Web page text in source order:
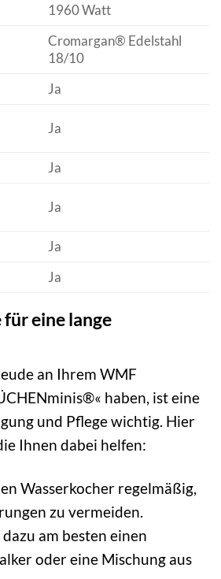
1960 Watt
Cromargan® Edelstahl
18/10
Ja
Ja
Ja
Ja
Ja
Ja
eine lange
an Ihrem WMF
haben, ist eine
und Pflege wichtig. Hier
Ihnen dabei helfen:
Wasserkocher regelmäßig,
zu vermeiden.
am besten einen
oder eine Mischung aus